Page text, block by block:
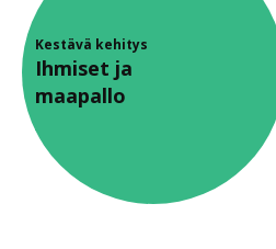
Kestävä kehitys
Ihmiset ja
maapallo